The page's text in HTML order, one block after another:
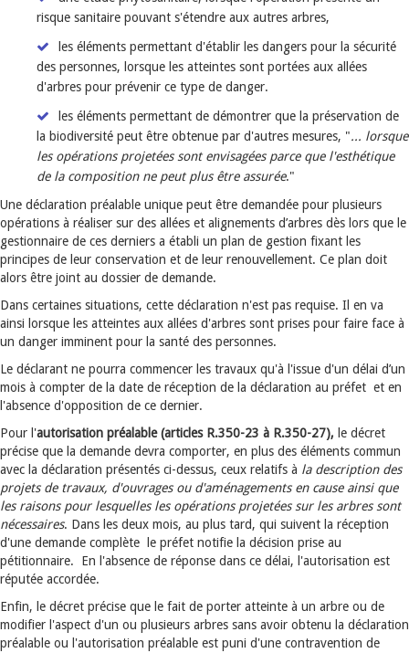
risque sanitaire pouvant s'étendre aux autres arbres,
les éléments permettant d'établir les dangers pour la sécurité
des personnes, lorsque les atteintes sont portées aux allées
d'arbres pour prévenir ce type de danger.
les éléments permettant de démontrer que la préservation de
la biodiversité peut être obtenue par d'autres mesures, "... lorsque
les opérations projetées sont envisagées parce que l'esthétique
de la composition ne peut plus être assurée."
Une déclaration préalable unique peut être demandée pour plusieurs
opérations à réaliser sur des allées et alignements d’arbres dès lors que le
gestionnaire de ces derniers a établi un plan de gestion fixant les
principes de leur conservation et de leur renouvellement. Ce plan doit
alors être joint au dossier de demande.
Dans certaines situations, cette déclaration n'est pas requise. Il en va
ainsi lorsque les atteintes aux allées d'arbres sont prises pour faire face à
un danger imminent pour la santé des personnes.
Le déclarant ne pourra commencer les travaux qu'à l'issue d'un délai d’un
mois à compter de la date de réception de la déclaration au préfet et en
l'absence d'opposition de ce dernier.
Pour l'autorisation préalable (articles R.350-23 à R.350-27), le décret
précise que la demande devra comporter, en plus des éléments commun
avec la déclaration présentés ci-dessus, ceux relatifs à la description des
projets de travaux, d'ouvrages ou d'aménagements en cause ainsi que
les raisons pour lesquelles les opérations projetées sur les arbres sont
nécessaires. Dans les deux mois, au plus tard, qui suivent la réception
d'une demande complète le préfet notifie la décision prise au
pétitionnaire. En l'absence de réponse dans ce délai, l'autorisation est
réputée accordée.
Enfin, le décret précise que le fait de porter atteinte à un arbre ou de
modifier l'aspect d'un ou plusieurs arbres sans avoir obtenu la déclaration
préalable ou l'autorisation préalable est puni d'une contravention de